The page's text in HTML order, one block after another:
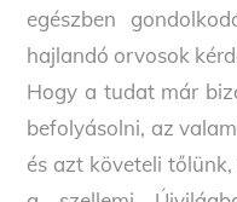
egészben
hajlandó orvosok
Hogy a tudat már
befolyásolni, az
és azt követeli